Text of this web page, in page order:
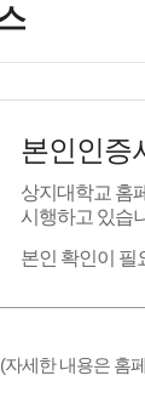
본인인증
상지대학교 홈
시행하고 있습
본인 확인이 필
(자세한 내용은 홈